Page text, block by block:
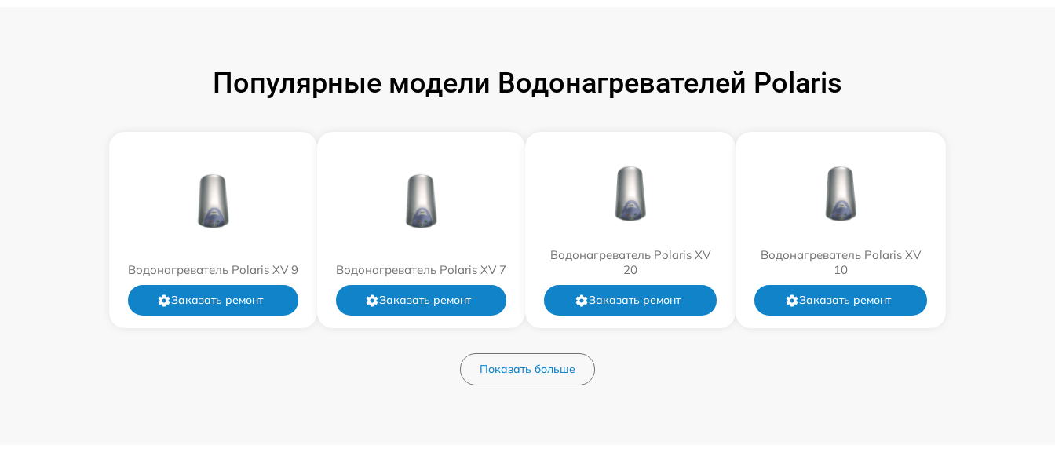
Популярные модели Водонагревателей Polaris
Водонагреватель Polaris XV 9
Заказать ремонт
Водонагреватель Polaris XV 7
Заказать ремонт
Водонагреватель Polaris XV
20
Заказать ремонт
Водонагреватель Polaris XV
10
Заказать ремонт
Показать больше